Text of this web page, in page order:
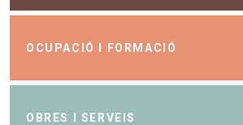
OCUPACIÓ I FORMACIÓ
OBRES I SERVEIS